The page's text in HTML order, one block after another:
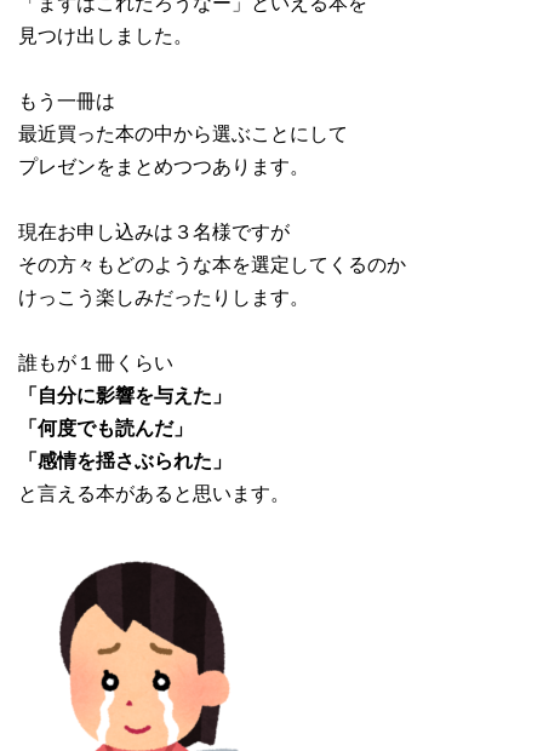
見つけ出しました。
もう一冊は
最近買った本の中から選ぶことにして
プレゼンをまとめつつあります。
現在お申し込みは３名様ですが
その方々もどのような本を選定してくるのか
けっこう楽しみだったりします。
誰もが１冊くらい
「自分に影響を与えた」
「何度でも読んだ」
「感情を揺さぶられた」
と言える本があると思います。